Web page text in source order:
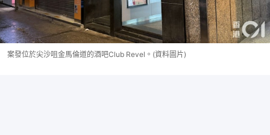
案發位於尖沙咀金馬倫道的酒吧Club Revel。(資料圖片)